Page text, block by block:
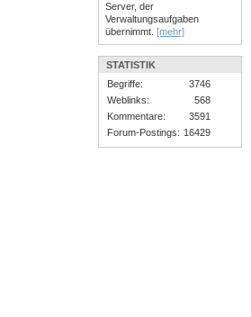
Server, der
Verwaltungsaufgaben
übernimmt. [mehr]
STATISTIK
Begriffe:
3746
Weblinks:
568
Kommentare:
3591
Forum-Postings: 16429